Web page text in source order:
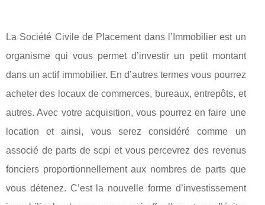
La Société Civile de Placement dans l’Immobilier est un
organisme qui vous permet d’investir un petit montant
dans un actif immobilier. En d’autres termes vous pourrez
acheter des locaux de commerces, bureaux, entrepôts, et
autres. Avec votre acquisition, vous pourrez en faire une
location et ainsi, vous serez considéré comme un
associé de parts de scpi et vous percevrez des revenus
fonciers proportionnellement aux nombres de parts que
vous détenez. C’est la nouvelle forme d’investissement